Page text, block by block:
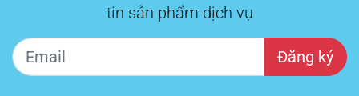
tin sản phẩm dịch vụ
Đăng ký